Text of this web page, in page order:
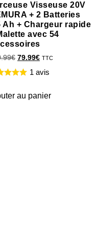
Visseuse 20V
+ 2 Batteries
Ah + Chargeur rapide
avec 54
€ 79.99€ TTC
1 avis
au panier